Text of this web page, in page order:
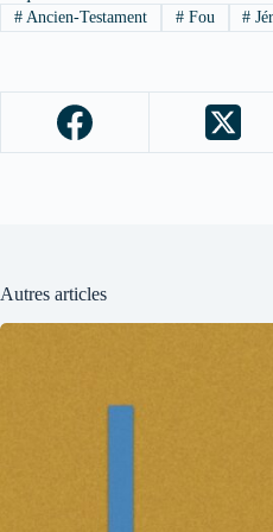
#Ancien-Testament #Fou #
Autres articles